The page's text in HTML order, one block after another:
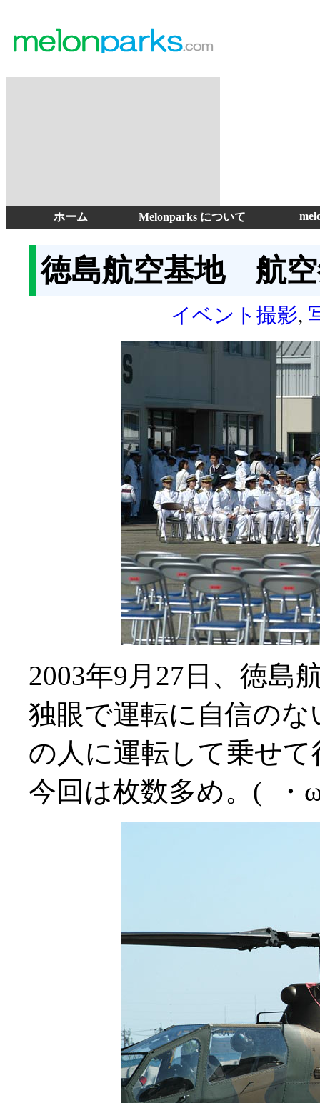
ホーム Melonparks について
徳島航空基地 航空
イベント撮影,
2003年9月27日、徳島
独眼で運転に自信の
の人に運転して乗せ
今回は枚数多め。( ・